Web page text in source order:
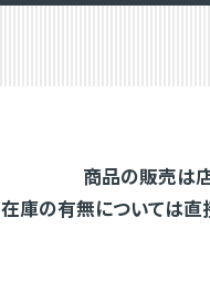
商品の販売は
在庫の有無については直